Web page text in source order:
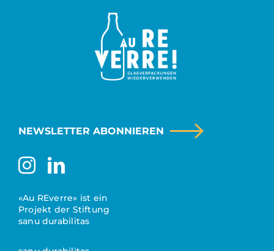
NEWSLETTER ABONNIEREN
«Au REverre» ist ein
Projekt der Stiftung
sanu durabilitas